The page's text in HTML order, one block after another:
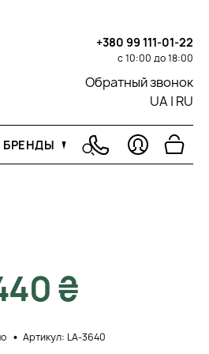
+380 99 111-01-22
с 10:00 до 18:00
Обратный звонок
UA | RU
БРЕНДЫ
₴
Артикул: LA-3640